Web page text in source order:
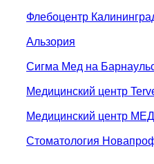
Флебоцентр
Альзория
Сигма Мед на
Медицинский центр
Медицинский центр
Стоматология